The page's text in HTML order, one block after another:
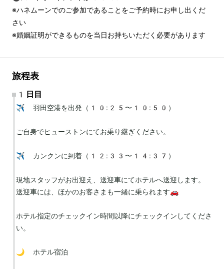
※ハネムーンでのご参加であることをご予約時にお申し出くだ
さい
※婚姻証明ができるものを当日お持ちいただく必要があります
旅程表
1日目
✈️ 羽田空港を出発（10:25〜10:50）
ご自身でヒューストンにてお乗り継ぎください。
✈️ カンクンに到着（12:33〜14:37）
現地スタッフがお出迎え、送迎車にてホテルへ送迎します。
送迎車には、ほかのお客さまも一緒に乗られます🚗
ホテル指定のチェックイン時間以降にチェックインしてくださ
い。
🌙 ホテル宿泊